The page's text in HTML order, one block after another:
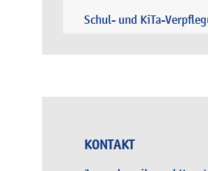
Schul- und KiTa-
KONTAKT